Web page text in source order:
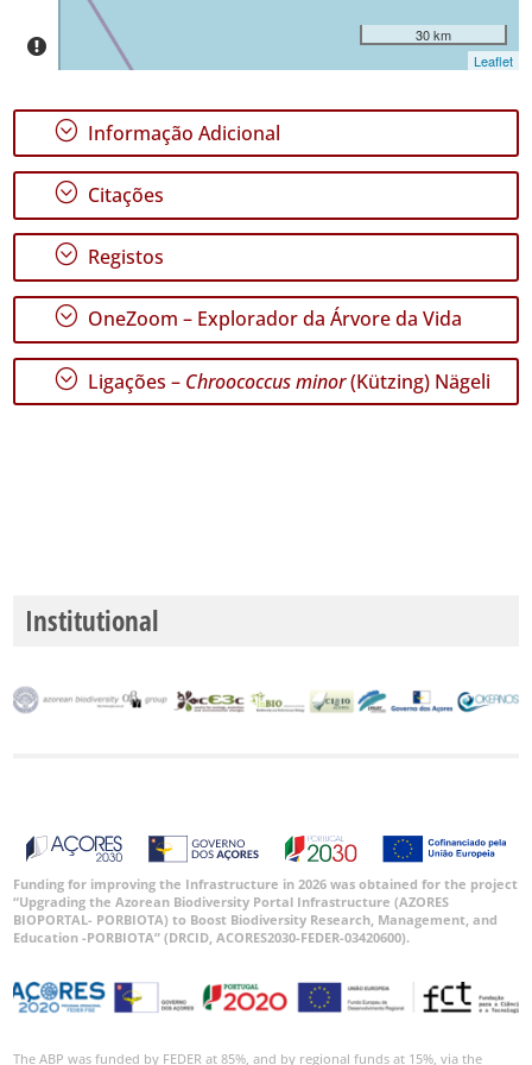
GBIF -
Ocorrências
🔗 GBIF
Portugal
🔗 GBIF
World
30 km
Leaflet
; Informação Adicional
; Citações
; Registos
; OneZoom – Explorador da Árvore da Vida
; Ligações – Chroococcus minor(Kützing) Nägeli
Institutional
Funding for improving the Infrastructure in 2026 was obtained for the project
“Upgrading the Azorean Biodiversity Portal Infrastructure (AZORES
BIOPORTAL- PORBIOTA) to Boost Biodiversity Research, Management, and
Education -PORBIOTA” (DRCID, ACORES2030-FEDER-03420600).
The ABP was funded by FEDER at 85%, and by regional funds at 15%, via the